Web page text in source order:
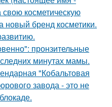
косметическую
новый бренд косметики.
пронзительные
минутах мамы.
"Кобальтовая
завода - это не